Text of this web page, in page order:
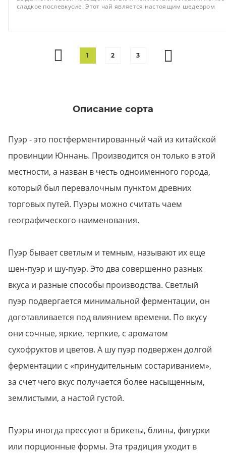
сладкое послевкусие. Этот чай является настоящим шедевром
1 2 3
Описание сорта
Пуэр - это постферментированный чай из китайской
провинции Юннань. Производится он только в этой
местности, а назван в честь одноименного города,
который был перевалочным пунктом древних
торговых путей. Пуэры можно считать чаем
географического наименования.
Пуэр бывает светлым и темным, называют их еще
шен-пуэр и шу-пуэр. Это два совершенно разных
вкуса и разные способы производства. Светлый
пуэр подвергается минимальной ферментации, он
доготавливается под влиянием времени. По вкусу
они сочные, яркие, терпкие, с ароматом
сухофруктов и цветов. А шу пуэр подвержен долгой
ферментации с «принудительным состариванием»,
за счет чего вкус получается более насыщенным,
землистыми, а настой густой.
Пуэры иногда прессуют в брикеты, блины, фигурки
или порционные формы. Эта традиция уходит в